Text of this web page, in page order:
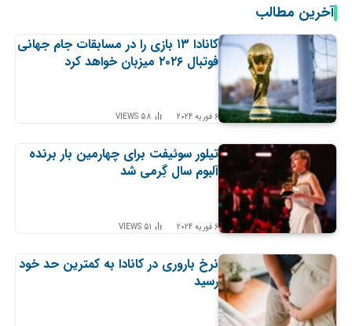
آخرین مطالب
کانادا ۱۳ بازی را در مسابقات جام جهانی
فوتبال ۲۰۲۶ میزبان خواهد کرد
6 فوریه 2024 58
VIEWS
تیلور سوئیفت برای چهارمین بار برنده
آلبوم سال گِرمی شد
6 فوریه 2024 51
VIEWS
نرخ باروری در کانادا به کمترین حد خود
رسید